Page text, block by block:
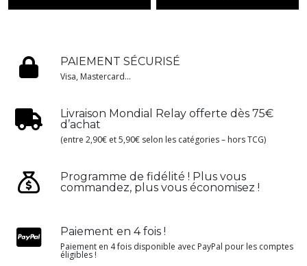
PAIEMENT SÉCURISÉ
Visa, Mastercard...
Livraison Mondial Relay offerte dès 75€
d’achat
(entre 2,90€ et 5,90€ selon les catégories – hors TCG)
Programme de fidélité ! Plus vous
commandez, plus vous économisez !
Paiement en 4 fois !
Paiement en 4 fois disponible avec PayPal pour les comptes
éligibles !